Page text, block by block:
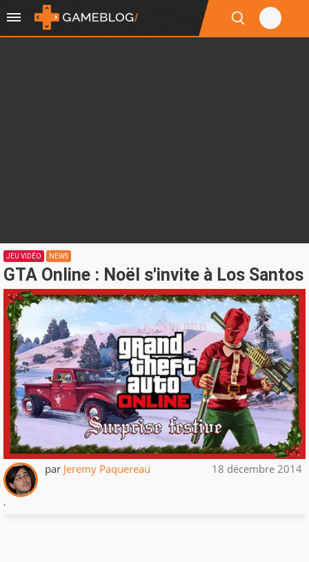
JEU VIDÉO NEWS
GTA Online : Noël s'invite à Los Santos
par Jeremy Paquereau 18 décembre 2014
.